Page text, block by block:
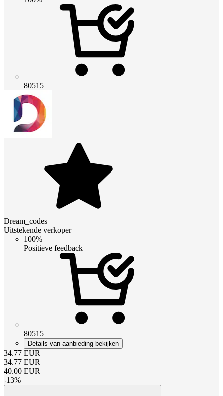
80515
Dream_codes
Uitstekende verkoper
100%
Positieve feedback
80515
Details van aanbieding bekijken
34.77 EUR
34.77 EUR
40.00 EUR
-13%